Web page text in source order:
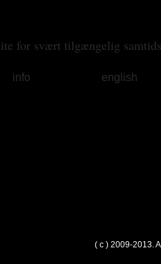
for svært tilgængelig
info english
( c ) 2009-2013.